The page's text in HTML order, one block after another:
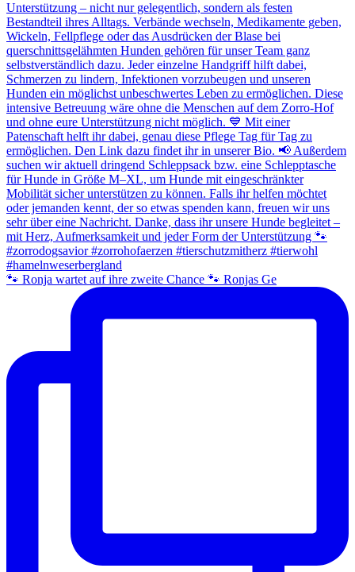
🐾 Ronja wartet auf ihre zweite Chance 🐾 Ronjas Ge